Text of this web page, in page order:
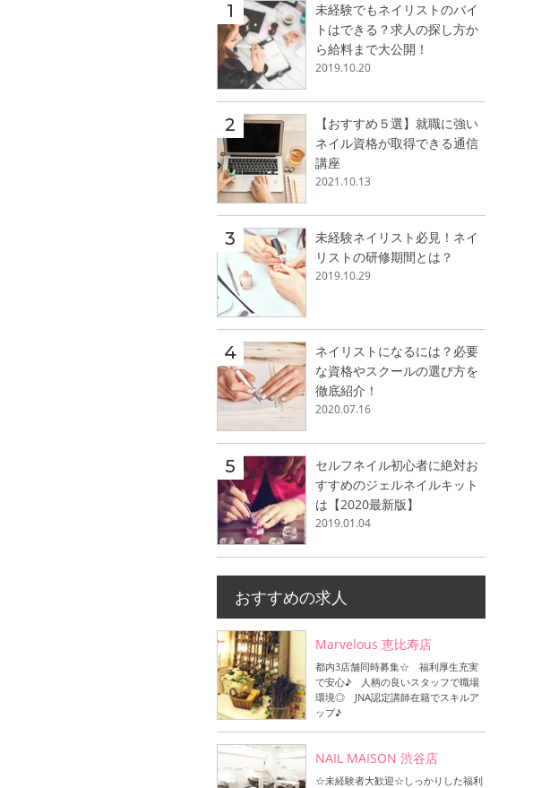
未経験でもネイリストのバイ
トはできる？求人の探し方か
ら給料まで大公開！
2019.10.20
【おすすめ５選】就職に強い
ネイル資格が取得できる通信
講座
2021.10.13
未経験ネイリスト必見！ネイ
リストの研修期間とは？
2019.10.29
ネイリストになるには？必要
な資格やスクールの選び方を
徹底紹介！
2020.07.16
セルフネイル初心者に絶対お
すすめのジェルネイルキット
は【2020最新版】
2019.01.04
おすすめの求人
Marvelous 恵比寿店
都内3店舗同時募集☆ 福利厚生充実
で安心♪ 人柄の良いスタッフで職場
環境◎ JNA認定講師在籍でスキルア
ップ♪
NAIL MAISON 渋谷店
☆未経験者大歓迎☆しっかりした福利